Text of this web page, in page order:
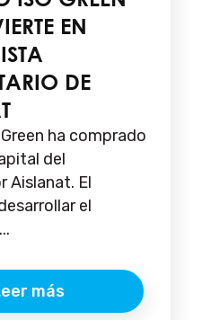
EN
DE
ha comprado
del
Aislanat. El
el
más